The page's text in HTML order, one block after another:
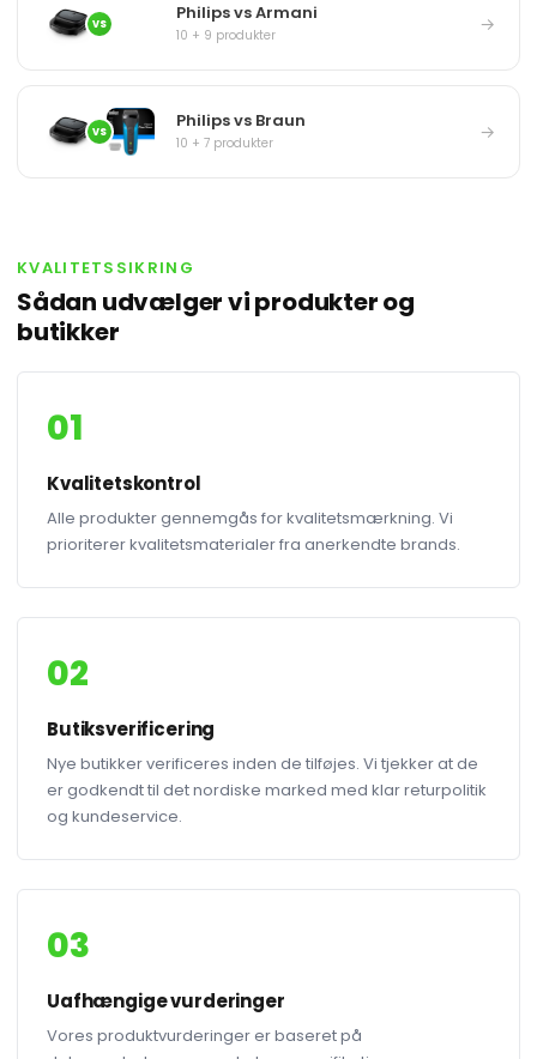
VS Philips vs Armani
10 + 9 produkter →
VS Philips vs Braun
10 + 7 produkter →
KVALITETSSIKRING
Sådan udvælger vi produkter og
butikker
01
Kvalitetskontrol
Alle produkter gennemgås for kvalitetsmærkning. Vi
prioriterer kvalitetsmaterialer fra anerkendte brands.
02
Butiksverificering
Nye butikker verificeres inden de tilføjes. Vi tjekker at de
er godkendt til det nordiske marked med klar returpolitik
og kundeservice.
03
Uafhængige vurderinger
Vores produktvurderinger er baseret på